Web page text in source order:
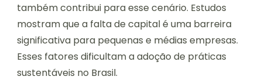
também contribui para esse cenário. Estudos
mostram que a falta de capital é uma barreira
significativa para pequenas e médias empresas.
Esses fatores dificultam a adoção de práticas
sustentáveis no Brasil.